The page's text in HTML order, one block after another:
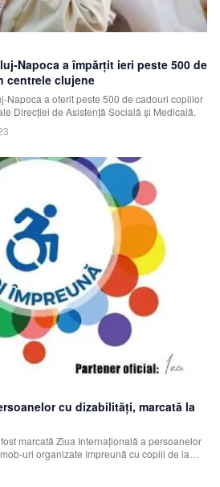
Napoca a împărțit ieri peste 500 de
centrele clujene
Napoca a oferit peste 500 de cadouri copiilor
Direcției de Asistență Socială și Medicală.
cu dizabilități, marcată la
marcată Ziua Internațională a persoanelor
uri organizate împreună cu copiii de la